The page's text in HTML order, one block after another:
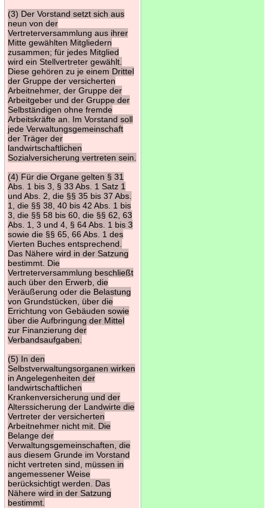
(3) Der Vorstand setzt sich aus
neun von der
Vertreterversammlung aus ihrer
Mitte gewählten Mitgliedern
zusammen; für jedes Mitglied
wird ein Stellvertreter gewählt.
Diese gehören zu je einem Drittel
der Gruppe der versicherten
Arbeitnehmer, der Gruppe der
Arbeitgeber und der Gruppe der
Selbständigen ohne fremde
Arbeitskräfte an. Im Vorstand soll
jede Verwaltungsgemeinschaft
der Träger der
landwirtschaftlichen
Sozialversicherung vertreten sein.
(4) Für die Organe gelten § 31
Abs. 1 bis 3, § 33 Abs. 1 Satz 1
und Abs. 2, die §§ 35 bis 37 Abs.
1, die §§ 38, 40 bis 42 Abs. 1 bis
3, die §§ 58 bis 60, die §§ 62, 63
Abs. 1, 3 und 4, § 64 Abs. 1 bis 3
sowie die §§ 65, 66 Abs. 1 des
Vierten Buches entsprechend.
Das Nähere wird in der Satzung
bestimmt. Die
Vertreterversammlung beschließt
auch über den Erwerb, die
Veräußerung oder die Belastung
von Grundstücken, über die
Errichtung von Gebäuden sowie
über die Aufbringung der Mittel
zur Finanzierung der
Verbandsaufgaben.
(5) In den
Selbstverwaltungsorganen wirken
in Angelegenheiten der
landwirtschaftlichen
Krankenversicherung und der
Alterssicherung der Landwirte die
Vertreter der versicherten
Arbeitnehmer nicht mit. Die
Belange der
Verwaltungsgemeinschaften, die
aus diesem Grunde im Vorstand
nicht vertreten sind, müssen in
angemessener Weise
berücksichtigt werden. Das
Nähere wird in der Satzung
bestimmt.